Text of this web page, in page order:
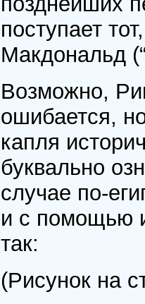
поступает
Макдональд
Возможно,
ошибается,
капля
буквально
случае по-
и с помощью
так:
(Рисунок на